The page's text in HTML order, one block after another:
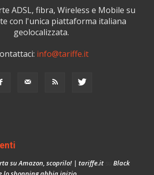
ADSL, fibra, Wireless e Mobile su
con l'unica piattaforma italiana
geolocalizzata.
info@tariffe.it
su Amazon, scoprilo! | tariffe.it
Black